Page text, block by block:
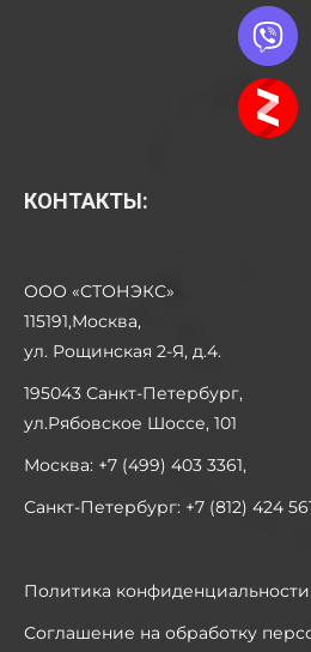
КОНТАКТЫ:
ООО «СТОНЭКС»
115191,Москва,
ул. Рощинская 2-Я, д.4.
195043 Санкт-Петербург,
ул.Рябовское Шоссе, 101
Москва: +7 (499) 403 3361,
Санкт-Петербург: +7 (812) 424
Политика конфиденциальности
Соглашение на обработку